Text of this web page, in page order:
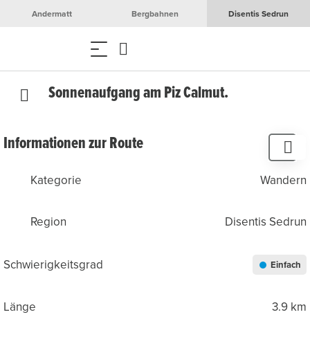
Andermatt Bergbahnen Disentis Sedrun
Sonnenaufgang am Piz Calmut.
Informationen zur Route
Kategorie Wandern
Region Disentis Sedrun
Schwierigkeitsgrad Einfach
Länge 3.9 km